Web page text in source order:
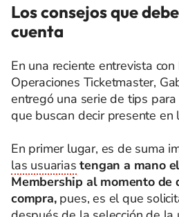
Los consejos que
cuenta
En una reciente entrevista
Operaciones Ticketmaster,
entregó una serie de tips
que buscan decir presente en
En primer lugar, es de suma
las usuarias tengan a mano
Membership al momento de
compra,pues, es el que